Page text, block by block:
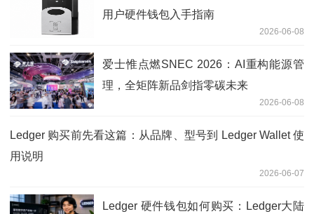
用户硬件钱包入手指南
2026-06-08
爱士惟点燃SNEC 2026：AI重构能源管
理，全矩阵新品剑指零碳未来
2026-06-08
Ledger 购买前先看这篇：从品牌、型号到 Ledger Wallet 使
用说明
2026-06-07
Ledger 硬件钱包如何购买：Ledger大陆